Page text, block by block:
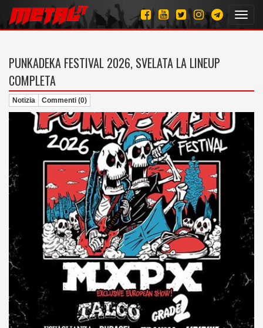
PUNKADEKA FESTIVAL 2026, SVELATA LA LINEUP
COMPLETA
Notizia Commenti (0)